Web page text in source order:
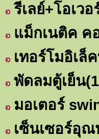
รีเลย์+โอเว
แม็กเนติค ค
เทอร์โมอิเล็
พัดลมตู้เย็น
มอเตอร์
เซ็นเซอร์อุ